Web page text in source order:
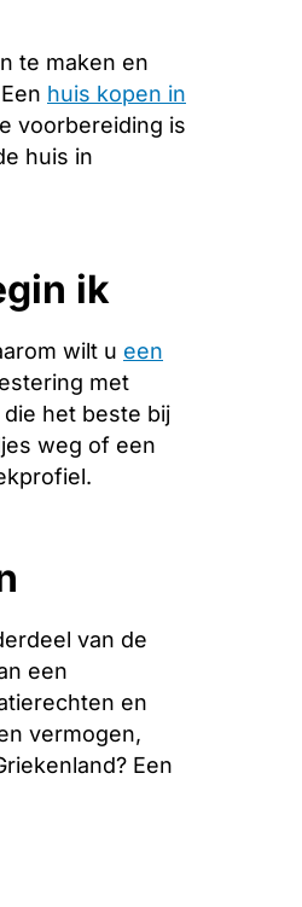
te maken en
huis kopen in
voorbereiding is
huis in
ik
wilt u een
met
het beste bij
weg of een
van de
een
en
vermogen,
Een